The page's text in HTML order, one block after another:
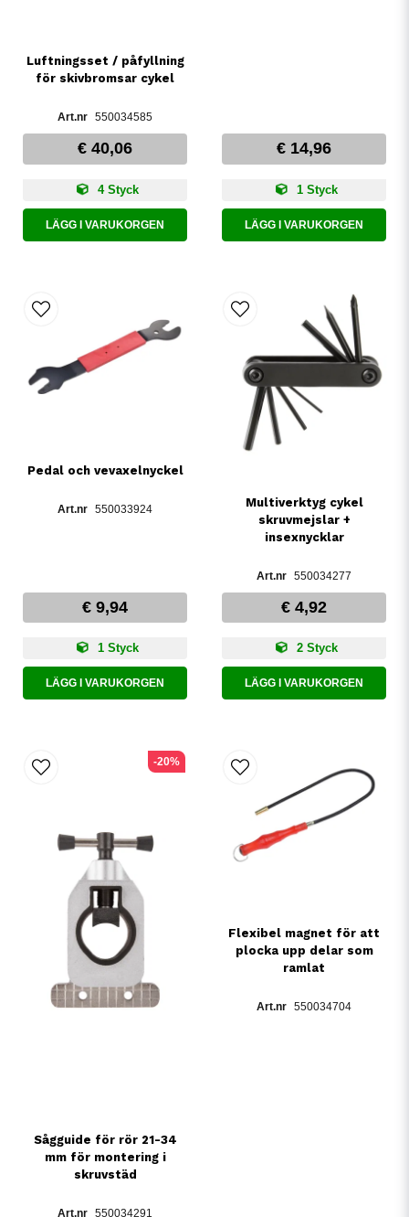
Luftningsset / påfyllning
för skivbromsar cykel
550034585
€ 40,06
4 Styck
LÄGG I VARUKORGEN
€ 14,96
1 Styck
LÄGG I VARUKORGEN
Pedal och vevaxelnyckel
550033924
€ 9,94
1 Styck
LÄGG I VARUKORGEN
Multiverktyg cykel
skruvmejslar +
insexnycklar
550034277
€ 4,92
2 Styck
LÄGG I VARUKORGEN
Sågguide för rör 21-34
mm för montering i
skruvstäd
550034291
-20%
Flexibel magnet för att
plocka upp delar som
ramlat
550034704